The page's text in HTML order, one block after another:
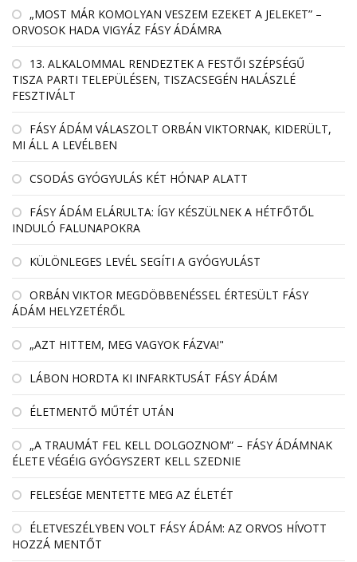
„MOST MÁR KOMOLYAN VESZEM EZEKET A JELEKET” –
ORVOSOK HADA VIGYÁZ FÁSY ÁDÁMRA
13. ALKALOMMAL RENDEZTEK A FESTŐI SZÉPSÉGŰ
TISZA PARTI TELEPÜLÉSEN, TISZACSEGÉN HALÁSZLÉ
FESZTIVÁLT
FÁSY ÁDÁM VÁLASZOLT ORBÁN VIKTORNAK, KIDERÜLT,
MI ÁLL A LEVÉLBEN
CSODÁS GYÓGYULÁS KÉT HÓNAP ALATT
FÁSY ÁDÁM ELÁRULTA: ÍGY KÉSZÜLNEK A HÉTFŐTŐL
INDULÓ FALUNAPOKRA
KÜLÖNLEGES LEVÉL SEGÍTI A GYÓGYULÁST
ORBÁN VIKTOR MEGDÖBBENÉSSEL ÉRTESÜLT FÁSY
ÁDÁM HELYZETÉRŐL
„AZT HITTEM, MEG VAGYOK FÁZVA!"
LÁBON HORDTA KI INFARKTUSÁT FÁSY ÁDÁM
ÉLETMENTŐ MŰTÉT UTÁN
„A TRAUMÁT FEL KELL DOLGOZNOM” – FÁSY ÁDÁMNAK
ÉLETE VÉGÉIG GYÓGYSZERT KELL SZEDNIE
FELESÉGE MENTETTE MEG AZ ÉLETÉT
ÉLETVESZÉLYBEN VOLT FÁSY ÁDÁM: AZ ORVOS HÍVOTT
HOZZÁ MENTŐT